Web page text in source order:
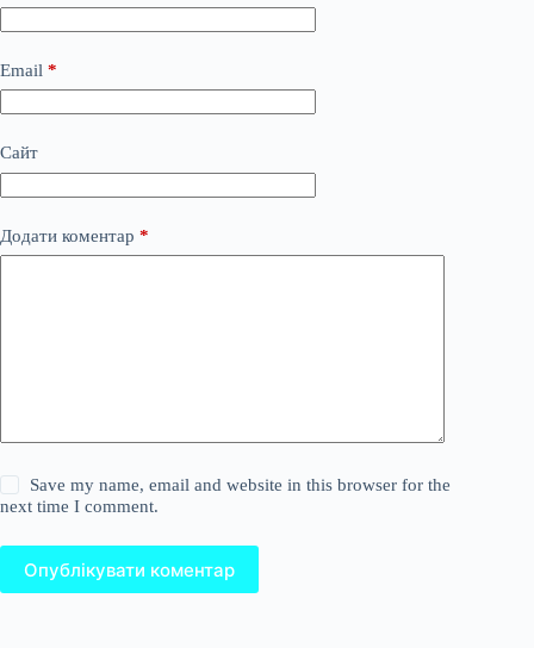
Email *
Сайт
Додати коментар *
Save my name, email and website in this browser for the
next time I comment.
Опублікувати коментар